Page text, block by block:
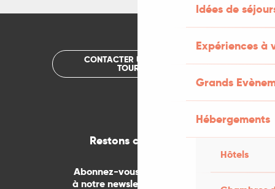
Idées de
Expériences à
Grands
Hébergements
Hôtels
CONTACTER UN OFFICE DE
TOURISME
Restons connectés
Abonnez-vous gratuitement
à notre newsletter mensuelle